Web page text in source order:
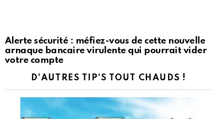
Alerte sécurité : méfiez-vous de cette nouvelle
arnaque bancaire virulente qui pourrait vider
votre compte
D'AUTRES TIP'S TOUT CHAUDS !